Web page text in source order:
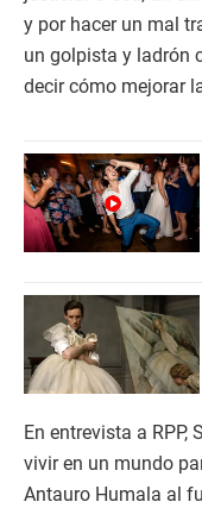
y por hacer un mal
un golpista y ladrón
decir cómo mejorar
En entrevista a
vivir en un mundo
Antauro Humala al